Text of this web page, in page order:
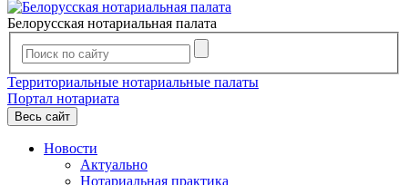
Белорусская нотариальная палата
Территориальные нотариальные палаты
Портал нотариата
Весь сайт
Новости
Актуально
Нотариальная практика